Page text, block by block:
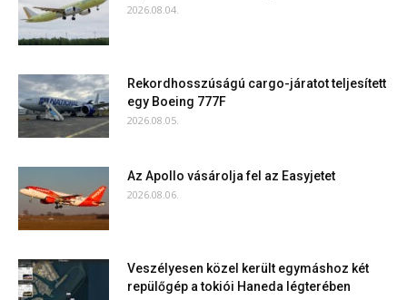
2026.08.04.
Rekordhosszúságú cargo-járatot teljesített
egy Boeing 777F
2026.08.05.
Az Apollo vásárolja fel az Easyjetet
2026.08.06.
Veszélyesen közel került egymáshoz két
repülőgép a tokiói Haneda légterében